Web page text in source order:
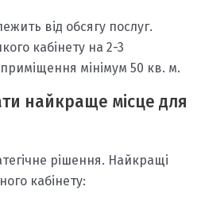
від обсягу послуг.
кабінету на 2-3
мінімум 50 кв. м.
найкраще місце для
рішення. Найкращі
кабінету: